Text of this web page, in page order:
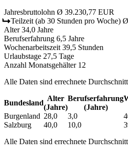
Jahresbruttolohn Ø 39.230,77 EUR
Teilzeit (ab 30 Stunden pro Woche) Ø
Alter 34,0 Jahre
Berufserfahrung 6,5 Jahre
Wochenarbeitszeit 39,5 Stunden
Urlaubstage 27,5 Tage
Anzahl Monatsgehälter 12
Alle Daten sind errechnete
Bundesland
Alter
(Jahre)
Berufs­erfahrung
(Jahre)
Burgenland 28,0 3,0
Salzburg
40,0 10,0
Alle Daten sind errechnete